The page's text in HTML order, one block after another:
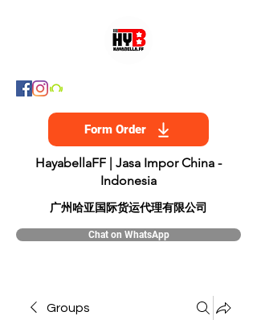
Form Order
HayabellaFF | Jasa Impor China -
Indonesia
​广州哈亚国际货运代理有限公司
Chat on WhatsApp
Groups